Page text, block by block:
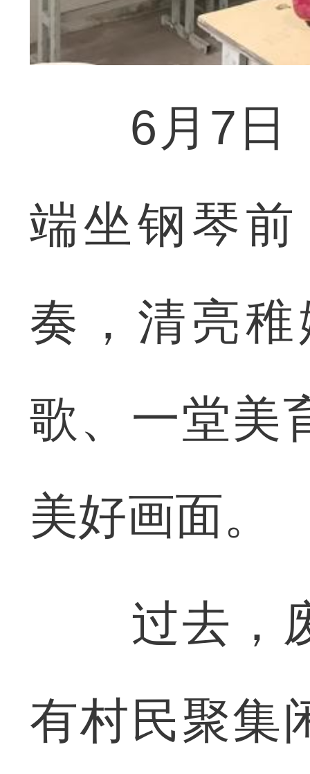
6月7日，
端坐钢琴
奏，清亮
歌、一堂美
美好画面。
过去，废
有村民聚集